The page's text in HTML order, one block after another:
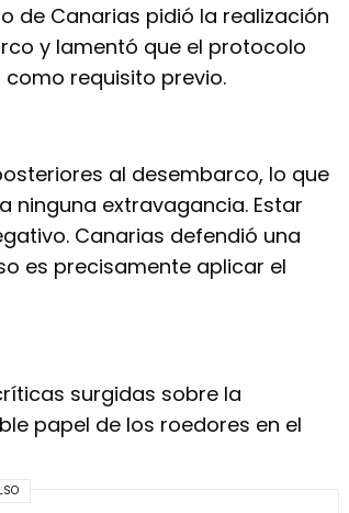
de Canarias pidió la realización
y lamentó que el protocolo
requisito previo.
al desembarco, lo que
ninguna extravagancia. Estar
Canarias defendió una
es precisamente aplicar el
surgidas sobre la
papel de los roedores en el